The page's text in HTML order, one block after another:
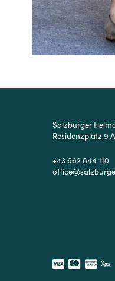
Salzburger
Residenzplatz 9
+43 662 844 110